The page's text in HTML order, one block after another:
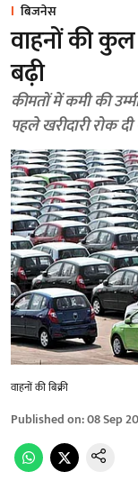
बिजनेस
वाहनों की कुल
बढ़ी
कीमतों में कमी की
पहले खरीदारी रोक दी
वाहनों की बिक्री
Published on:08 Sep